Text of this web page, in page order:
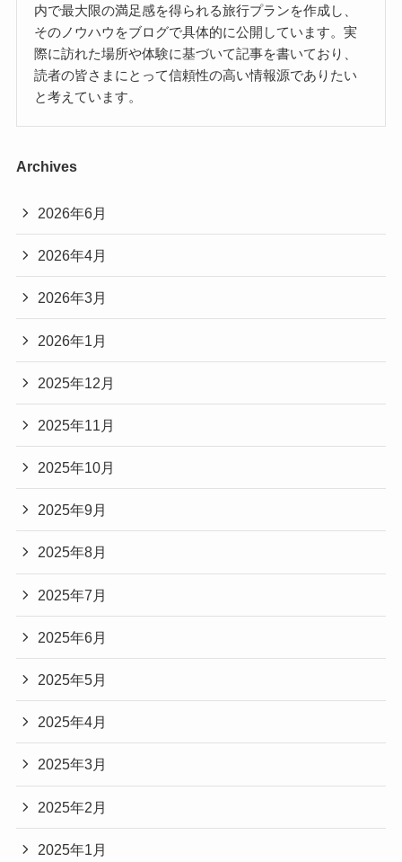
内で最大限の満足感を得られる旅行プランを作成し、
そのノウハウをブログで具体的に公開しています。実
際に訪れた場所や体験に基づいて記事を書いており、
読者の皆さまにとって信頼性の高い情報源でありたい
と考えています。
Archives
2026年6月
2026年4月
2026年3月
2026年1月
2025年12月
2025年11月
2025年10月
2025年9月
2025年8月
2025年7月
2025年6月
2025年5月
2025年4月
2025年3月
2025年2月
2025年1月